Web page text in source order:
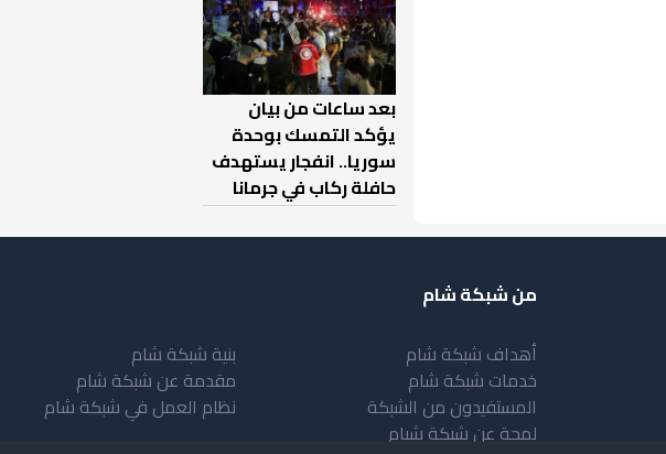
بعد ساعات من بيان
يؤكد التمسك بوحدة
سوريا.. انفجار يستهدف
حافلة ركاب في جرمانا
من شبكة شام
أهداف شبكة شام
خدمات شبكة شام
المستفيدون من الشبكة
لمحة عن شبكة شبام
بنية شبكة شام
مقدمة عن شبكة شام
نظام العمل في شبكة شام